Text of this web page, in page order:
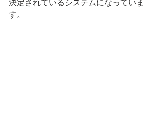
決定されているシステムになっていま
す。